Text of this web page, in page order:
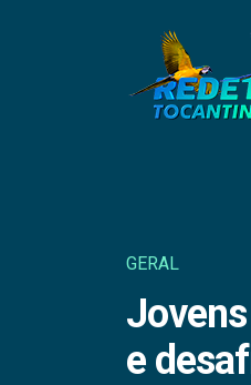
GERAL
e